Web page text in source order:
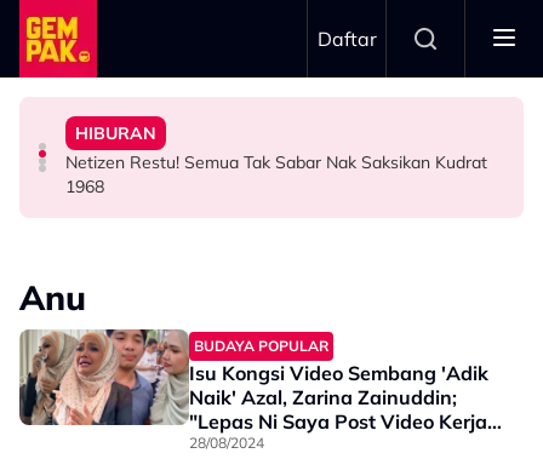
Skip to main content
Daftar
HIBURAN
Big Stage Rocketfuel: Didakwa Cuba Jadi Aina Abdul,
Ranisha Jawab: “Bagi Saya Itu Satu…”
HIBURAN
Netizen Restu! Semua Tak Sabar Nak Saksikan Kudrat
1968
HIBURAN
Tak Guna ‘Stuntman’, Shukri Yahaya Cedera Jayakan
Babak ‘Single Take’ CHELOT - “Badan Koyak, Balut
Terus Sambung”
HIBURAN
Bawa Anak Ke Klinik, Syasya Rizal Terkejut Dikenali
Doktor
Anu
BUDAYA POPULAR
Isu Kongsi Video Sembang 'Adik
Naik' Azal, Zarina Zainuddin;
"Lepas Ni Saya Post Video Kerja
Sajalah"
28/08/2024